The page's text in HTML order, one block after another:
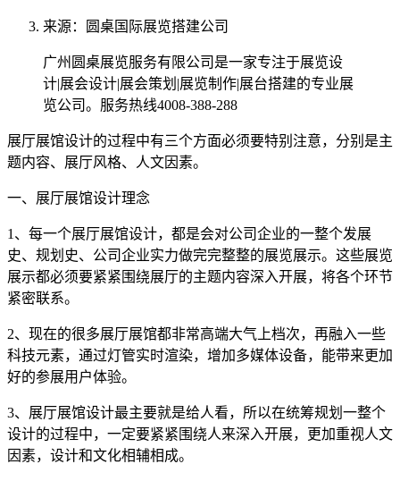
来源：圆桌国际展览搭建公司
广州圆桌展览服务有限公司是一家专注于展览设
计|展会设计|展会策划|展览制作|展台搭建的专业展
览公司。服务热线4008-388-288
展厅展馆设计的过程中有三个方面必须要特别注意，分别是主
题内容、展厅风格、人文因素。
一、展厅展馆设计理念
1、每一个展厅展馆设计，都是会对公司企业的一整个发展
史、规划史、公司企业实力做完完整整的展览展示。这些展览
展示都必须要紧紧围绕展厅的主题内容深入开展，将各个环节
紧密联系。
2、现在的很多展厅展馆都非常高端大气上档次，再融入一些
科技元素，通过灯管实时渲染，增加多媒体设备，能带来更加
好的参展用户体验。
3、展厅展馆设计最主要就是给人看，所以在统筹规划一整个
设计的过程中，一定要紧紧围绕人来深入开展，更加重视人文
因素，设计和文化相辅相成。